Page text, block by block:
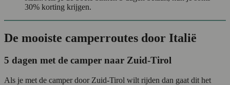
30% korting krijgen.
De mooiste camperroutes door Italië
5 dagen met de camper naar Zuid-Tirol
Als je met de camper door Zuid-Tirol wilt rijden dan gaat dit het